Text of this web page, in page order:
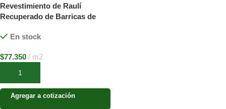
Revestimiento de Raulí
Recuperado de Barricas de
En stock
$77.350 m2
Añadir al carrito
Agregar a cotización